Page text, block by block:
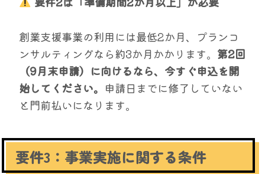
創業支援事業の利用には最低2か月、プランコ
ンサルティングなら約3か月かかります。 第2回
（9月末申請）に向けるなら、今すぐ申込を開
始してください。 申請日までに修了していない
と門前払いになります。
要件3：事業実施に関する条件